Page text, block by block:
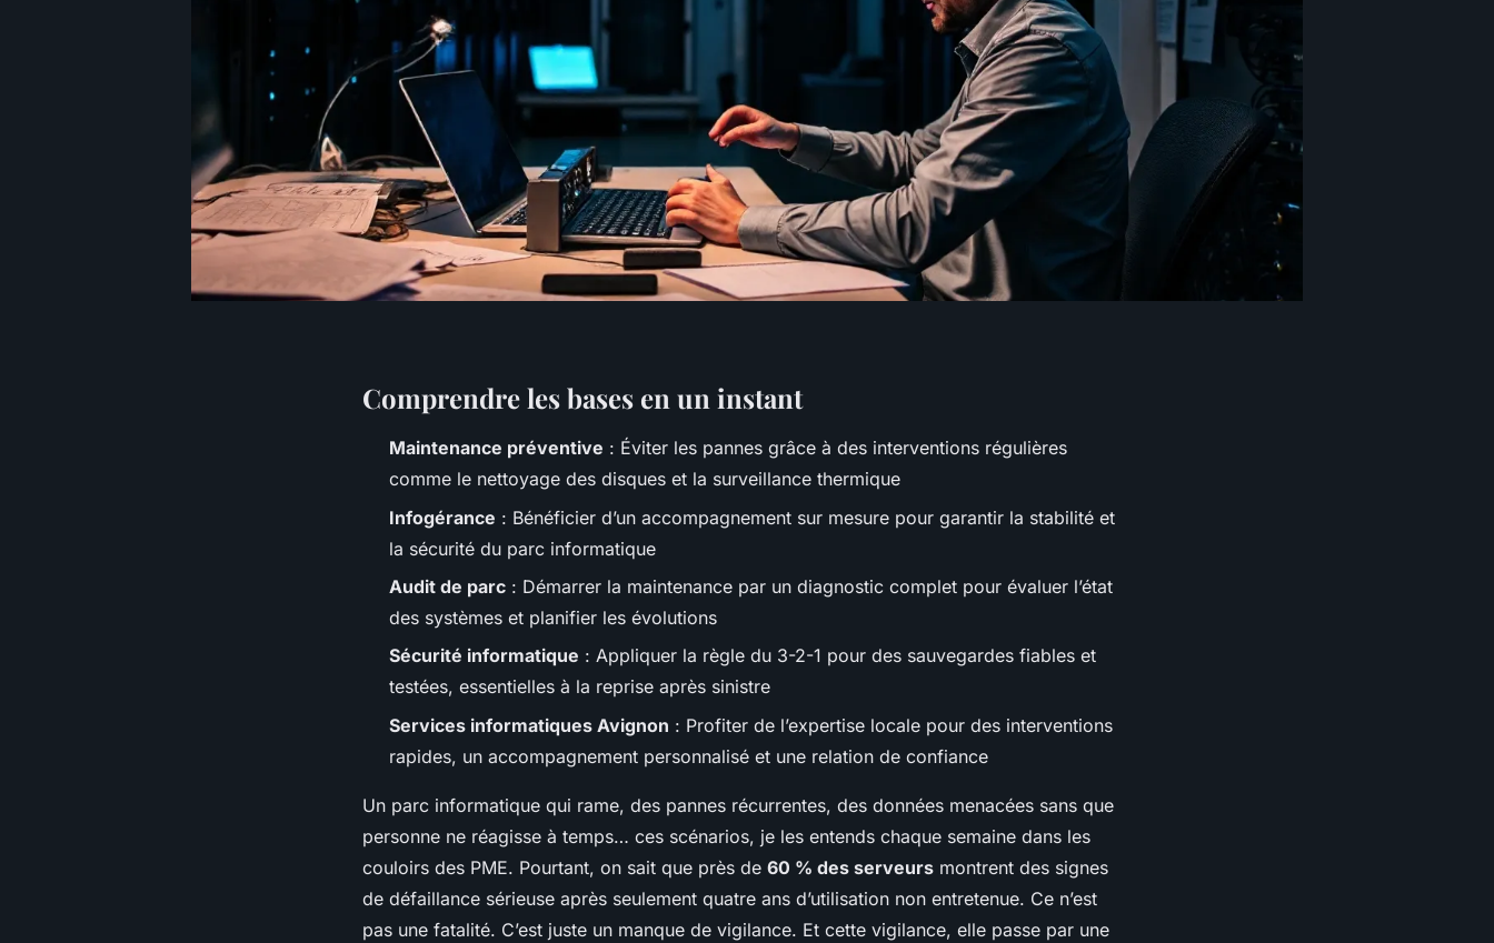
Comprendre les bases en un instant
Maintenance préventive : Éviter les pannes grâce à des interventions régulières
comme le nettoyage des disques et la surveillance thermique
Infogérance : Bénéficier d’un accompagnement sur mesure pour garantir la stabilité et
la sécurité du parc informatique
Audit de parc : Démarrer la maintenance par un diagnostic complet pour évaluer l’état
des systèmes et planifier les évolutions
Sécurité informatique : Appliquer la règle du 3-2-1 pour des sauvegardes fiables et
testées, essentielles à la reprise après sinistre
Services informatiques Avignon : Profiter de l’expertise locale pour des interventions
rapides, un accompagnement personnalisé et une relation de confiance
Un parc informatique qui rame, des pannes récurrentes, des données menacées sans que
personne ne réagisse à temps… ces scénarios, je les entends chaque semaine dans les
couloirs des PME. Pourtant, on sait que près de 60 % des serveurs montrent des signes
de défaillance sérieuse après seulement quatre ans d’utilisation non entretenue. Ce n’est
pas une fatalité. C’est juste un manque de vigilance. Et cette vigilance, elle passe par une